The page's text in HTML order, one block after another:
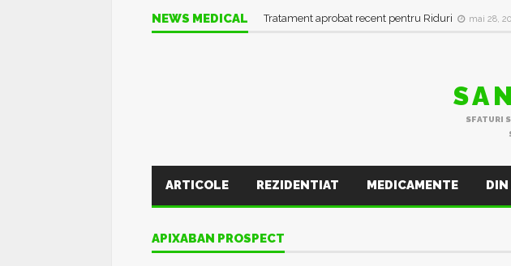
NEWS MEDICAL Tratament aprobat recent pentru Riduri mai 28,
SFATURI
ARTICOLE REZIDENTIAT MEDICAMENTE DIN
APIXABAN PROSPECT